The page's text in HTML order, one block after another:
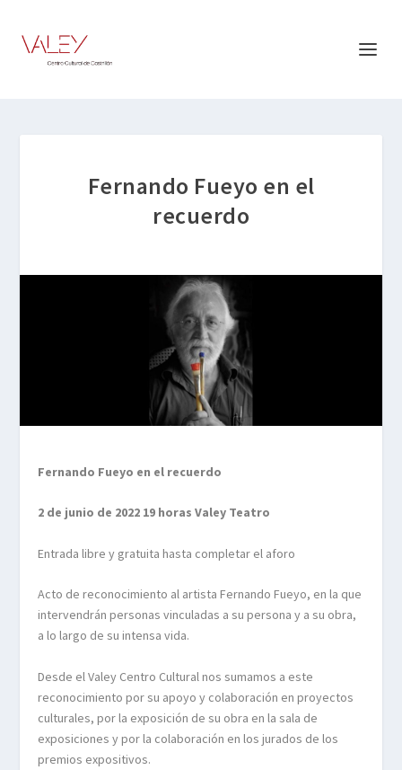
Fernando Fueyo en el
recuerdo
Fernando Fueyo en el recuerdo
2 de junio de 2022 19 horas Valey Teatro
Entrada libre y gratuita hasta completar el aforo
Acto de reconocimiento al artista Fernando Fueyo, en la que
intervendrán personas vinculadas a su persona y a su obra,
a lo largo de su intensa vida.
Desde el Valey Centro Cultural nos sumamos a este
reconocimiento por su apoyo y colaboración en proyectos
culturales, por la exposición de su obra en la sala de
exposiciones y por la colaboración en los jurados de los
premios expositivos.